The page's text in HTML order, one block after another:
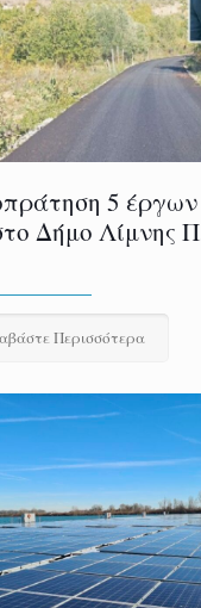
5 έργων
Δήμο Λίμνης
Περισσότερα